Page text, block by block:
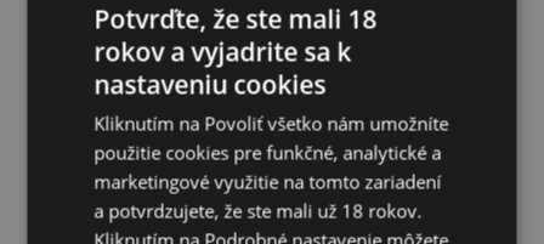
Potvrďte, že ste mali 18
rokov a vyjadrite sa k
nastaveniu cookies
Kliknutím na Povoliť všetko nám umožníte
použitie cookies pre funkčné, analytické a
marketingové využitie na tomto zariadení
a potvrdzujete, že ste mali už 18 rokov.